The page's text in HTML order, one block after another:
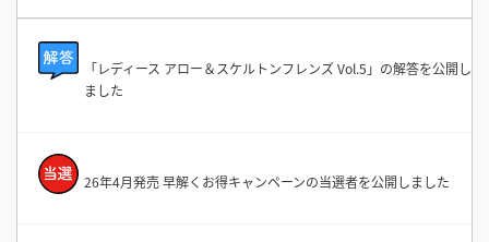
「レディース アロー＆スケルトンフレンズ Vol.5」の解答を公開し
ました
26年4月発売 早解くお得キャンペーンの当選者を公開しました